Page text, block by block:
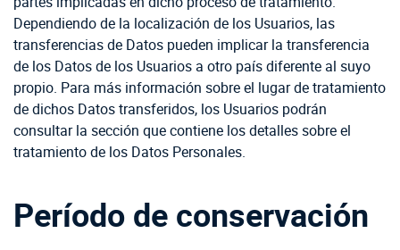
Dependiendo de la localización de los Usuarios, las
transferencias de Datos pueden implicar la transferencia
de los Datos de los Usuarios a otro país diferente al suyo
propio. Para más información sobre el lugar de tratamiento
de dichos Datos transferidos, los Usuarios podrán
consultar la sección que contiene los detalles sobre el
tratamiento de los Datos Personales.
Período de conservación